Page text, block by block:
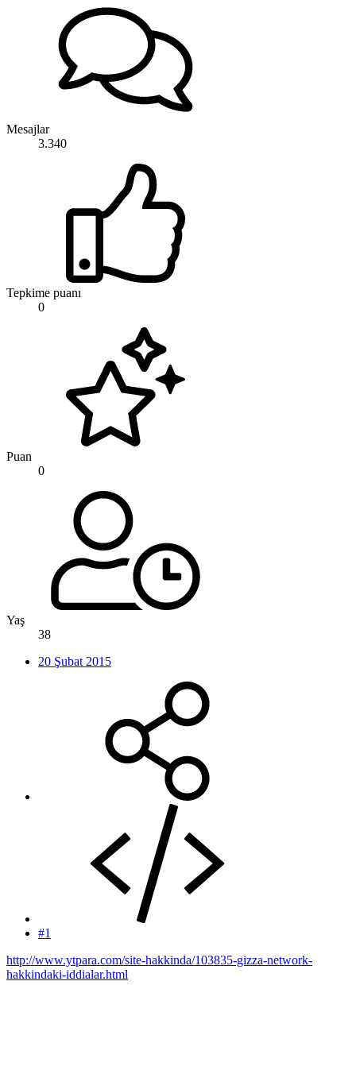
Mesajlar
3.340
Tepkime puanı
0
Puan
0
Yaş
38
20 Şubat 2015
#1
http://www.ytpara.com/site-hakkinda/103835-gizza-network-
hakkindaki-iddialar.html